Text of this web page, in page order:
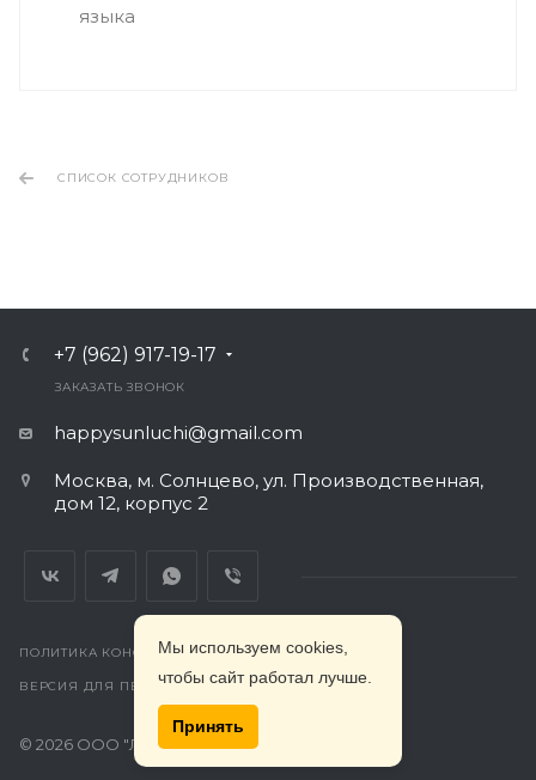
языка
СПИСОК СОТРУДНИКОВ
+7 (962) 917-19-17
ЗАКАЗАТЬ ЗВОНОК
happysunluchi@gmail.com
Москва, м. Солнцево, ул. Производственная,
дом 12, корпус 2
ПОЛИТИКА КОНФИДЕНЦИАЛЬНОСТИ
ВЕРСИЯ ДЛЯ ПЕЧАТИ
© 2026 ООО "Лучи". Все права защищены.
Мы используем cookies,
чтобы сайт работал лучше.
Принять